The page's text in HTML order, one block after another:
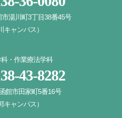
湯川町3丁目38番45号
キャンパス）
・作業療法学科
43-8282
館市田家町5番16号
キャンパス）